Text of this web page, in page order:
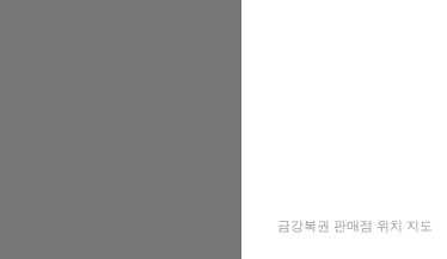
금강복권 판매점 위치 지도